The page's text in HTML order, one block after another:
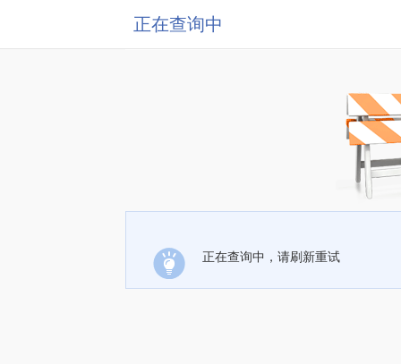
正在查询中
正在查询中，请刷新重试